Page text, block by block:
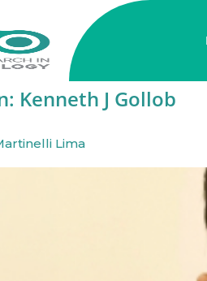
Kenneth J Gollob
Lima